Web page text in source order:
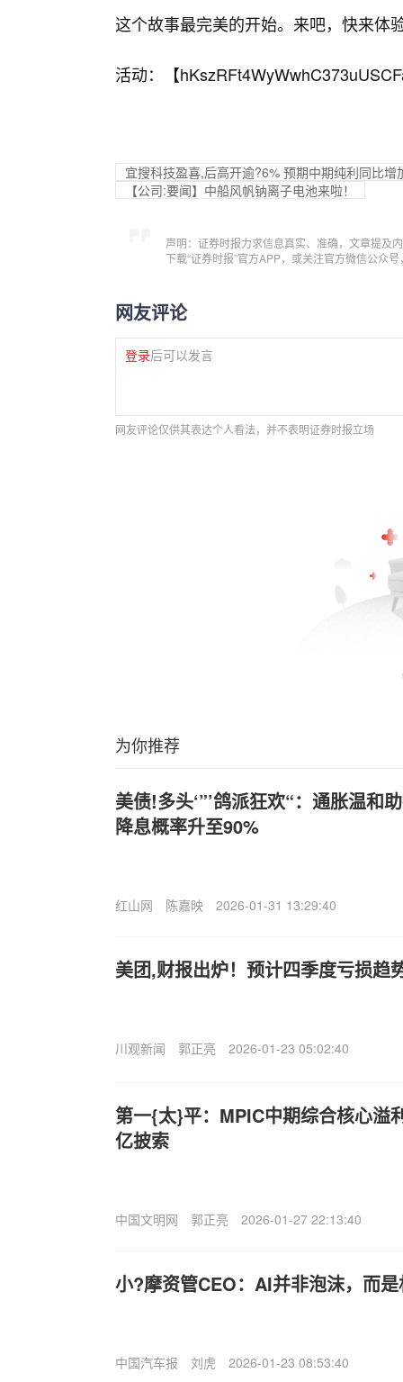
这个故事最完美的开始。来吧，快来体
活动：【
宜搜科技盈喜,后高开逾?6% 预期中期纯利同比增
【公司:要闻】中船风帆钠离子电池来啦！
声明：证券时报力求信息真实、准确，文章提及
下载“证券时报”官方APP，或关注官方微信公众
网友评论
登录后可以发言
网友评论仅供其表达个人看法，并不表明证券时报立场
为你推荐
美债!多头‘”’鸽派狂欢“：通胀温和
降息概率升至90%
红山网 陈嘉映 2026-01-31 13:29:40
美团,财报出炉！预计四季度亏损趋
川观新闻 郭正亮 2026-01-23 05:02:40
第一{太}平：MPIC中期综合核心溢
亿披索
中国文明网 郭正亮 2026-01-27 22:13:40
小?摩资管CEO：AI并非泡沫，而
中国汽车报 刘虎 2026-01-23 08:53:40